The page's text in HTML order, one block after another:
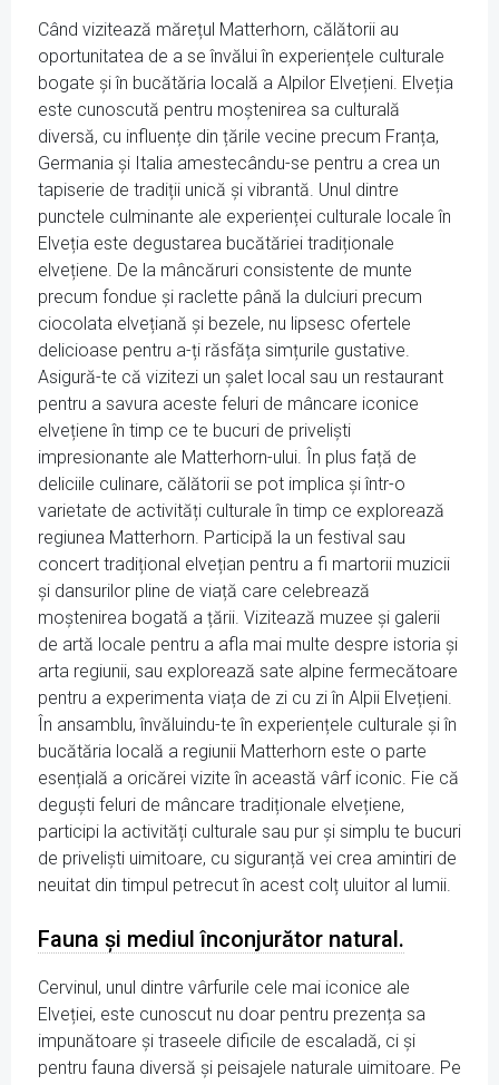
Când vizitează mărețul Matterhorn, călătorii au
oportunitatea de a se învălui în experiențele culturale
bogate și în bucătăria locală a Alpilor Elvețieni. Elveția
este cunoscută pentru moștenirea sa culturală
diversă, cu influențe din țările vecine precum Franța,
Germania și Italia amestecându-se pentru a crea un
tapiserie de tradiții unică și vibrantă. Unul dintre
punctele culminante ale experienței culturale locale în
Elveția este degustarea bucătăriei tradiționale
elvețiene. De la mâncăruri consistente de munte
precum fondue și raclette până la dulciuri precum
ciocolata elvețiană și bezele, nu lipsesc ofertele
delicioase pentru a-ți răsfăța simțurile gustative.
Asigură-te că vizitezi un șalet local sau un restaurant
pentru a savura aceste feluri de mâncare iconice
elvețiene în timp ce te bucuri de priveliști
impresionante ale Matterhorn-ului. În plus față de
deliciile culinare, călătorii se pot implica și într-o
varietate de activități culturale în timp ce explorează
regiunea Matterhorn. Participă la un festival sau
concert tradițional elvețian pentru a fi martorii muzicii
și dansurilor pline de viață care celebrează
moștenirea bogată a țării. Vizitează muzee și galerii
de artă locale pentru a afla mai multe despre istoria și
arta regiunii, sau explorează sate alpine fermecătoare
pentru a experimenta viața de zi cu zi în Alpii Elvețieni.
În ansamblu, învăluindu-te în experiențele culturale și în
bucătăria locală a regiunii Matterhorn este o parte
esențială a oricărei vizite în această vârf iconic. Fie că
deguști feluri de mâncare tradiționale elvețiene,
participi la activități culturale sau pur și simplu te bucuri
de priveliști uimitoare, cu siguranță vei crea amintiri de
neuitat din timpul petrecut în acest colț uluitor al lumii.
Fauna și mediul înconjurător natural.
Cervinul, unul dintre vârfurile cele mai iconice ale
Elveției, este cunoscut nu doar pentru prezența sa
impunătoare și traseele dificile de escaladă, ci și
pentru fauna diversă și peisajele naturale uimitoare. Pe